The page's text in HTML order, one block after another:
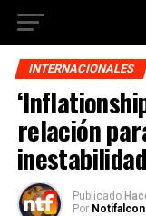
INTERNACIONALES
relación
Publicado
Por Notifalcon